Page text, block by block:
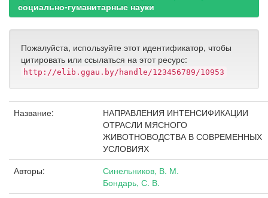
социально-гуманитарные науки
Пожалуйста, используйте этот идентификатор, чтобы
цитировать или ссылаться на этот ресурс:
http://elib.ggau.by/handle/123456789/10953
Название:
НАПРАВЛЕНИЯ ИНТЕНСИФИКАЦИИ
ОТРАСЛИ МЯСНОГО
ЖИВОТНОВОДСТВА В СОВРЕМЕННЫХ
УСЛОВИЯХ
Авторы:
Синельников, В. М.
Бондарь, С. В.